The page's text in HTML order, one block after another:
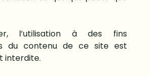
l’utilisation à des fins
du contenu de ce site est
interdite.